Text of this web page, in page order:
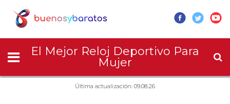
El Mejor Reloj Deportivo Para
Mujer
Última actualización: 09.08.26